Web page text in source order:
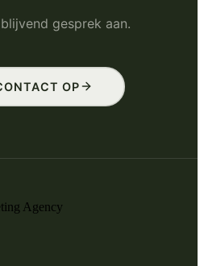
gesprek aan.
OP
Agency